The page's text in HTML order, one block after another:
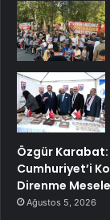
Özgür Karabat:
Cumhuriyet’i
Direnme
Ağustos 5, 2026